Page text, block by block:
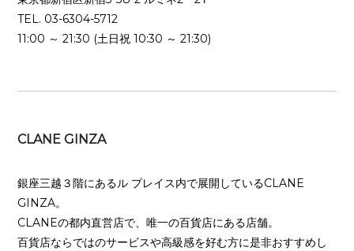
TEL. 03-6304-5712
11:00 ～ 21:30 (土日祝 10:30 ～ 21:30)
CLANE GINZA
銀座三越３階にあるル プレイス内で展開しているCLANE
GINZA。
CLANEの都内直営店で、唯一の百貨店にある店舗。
百貨店ならではのサービスや高級感を好む方に是非おすすめし